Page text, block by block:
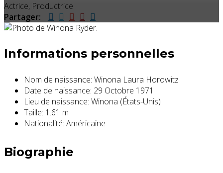
Actrice, Productrice
Partager:
Informations personnelles
Nom de naissance: Winona Laura Horowitz
Date de naissance: 29 Octobre 1971
Lieu de naissance: Winona (États-Unis)
Taille: 1.61 m
Nationalité: Américaine
Biographie